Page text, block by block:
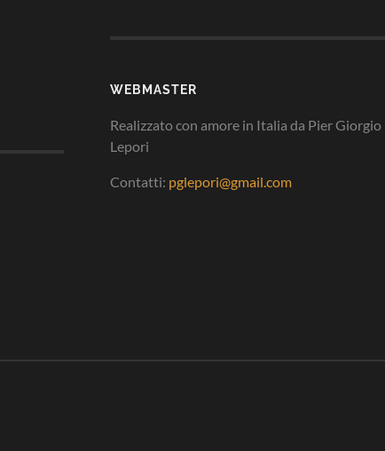
WEBMASTER
Realizzato con amore in Italia da Pier Giorgio
Lepori
Contatti: pglepori@gmail.com